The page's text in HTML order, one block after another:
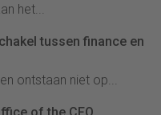
het...
tussen finance en
ontstaan niet op...